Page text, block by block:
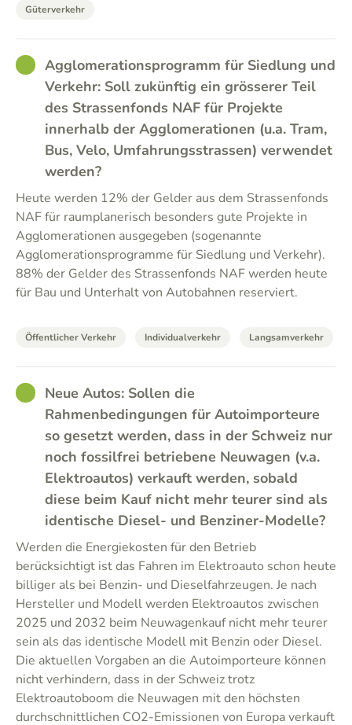
Güterverkehr
GOODAgglomerationsprogramm für Siedlung und
Verkehr: Soll zukünftig ein grösserer Teil
des Strassenfonds NAF für Projekte
innerhalb der Agglomerationen (u.a. Tram,
Bus, Velo, Umfahrungsstrassen) verwendet
werden?
Heute werden 12% der Gelder aus dem Strassenfonds
NAF für raumplanerisch besonders gute Projekte in
Agglomerationen ausgegeben (sogenannte
Agglomerationsprogramme für Siedlung und Verkehr).
88% der Gelder des Strassenfonds NAF werden heute
für Bau und Unterhalt von Autobahnen reserviert.
Öffentlicher Verkehr Individualverkehr Langsamverkehr
GOODNeue Autos: Sollen die
Rahmenbedingungen für Autoimporteure
so gesetzt werden, dass in der Schweiz nur
noch fossilfrei betriebene Neuwagen (v.a.
Elektroautos) verkauft werden, sobald
diese beim Kauf nicht mehr teurer sind als
identische Diesel- und Benziner-Modelle?
Werden die Energiekosten für den Betrieb
berücksichtigt ist das Fahren im Elektroauto schon heute
billiger als bei Benzin- und Dieselfahrzeugen. Je nach
Hersteller und Modell werden Elektroautos zwischen
2025 und 2032 beim Neuwagenkauf nicht mehr teurer
sein als das identische Modell mit Benzin oder Diesel.
Die aktuellen Vorgaben an die Autoimporteure können
nicht verhindern, dass in der Schweiz trotz
Elektroautoboom die Neuwagen mit den höchsten
durchschnittlichen CO2-Emissionen von Europa verkauft